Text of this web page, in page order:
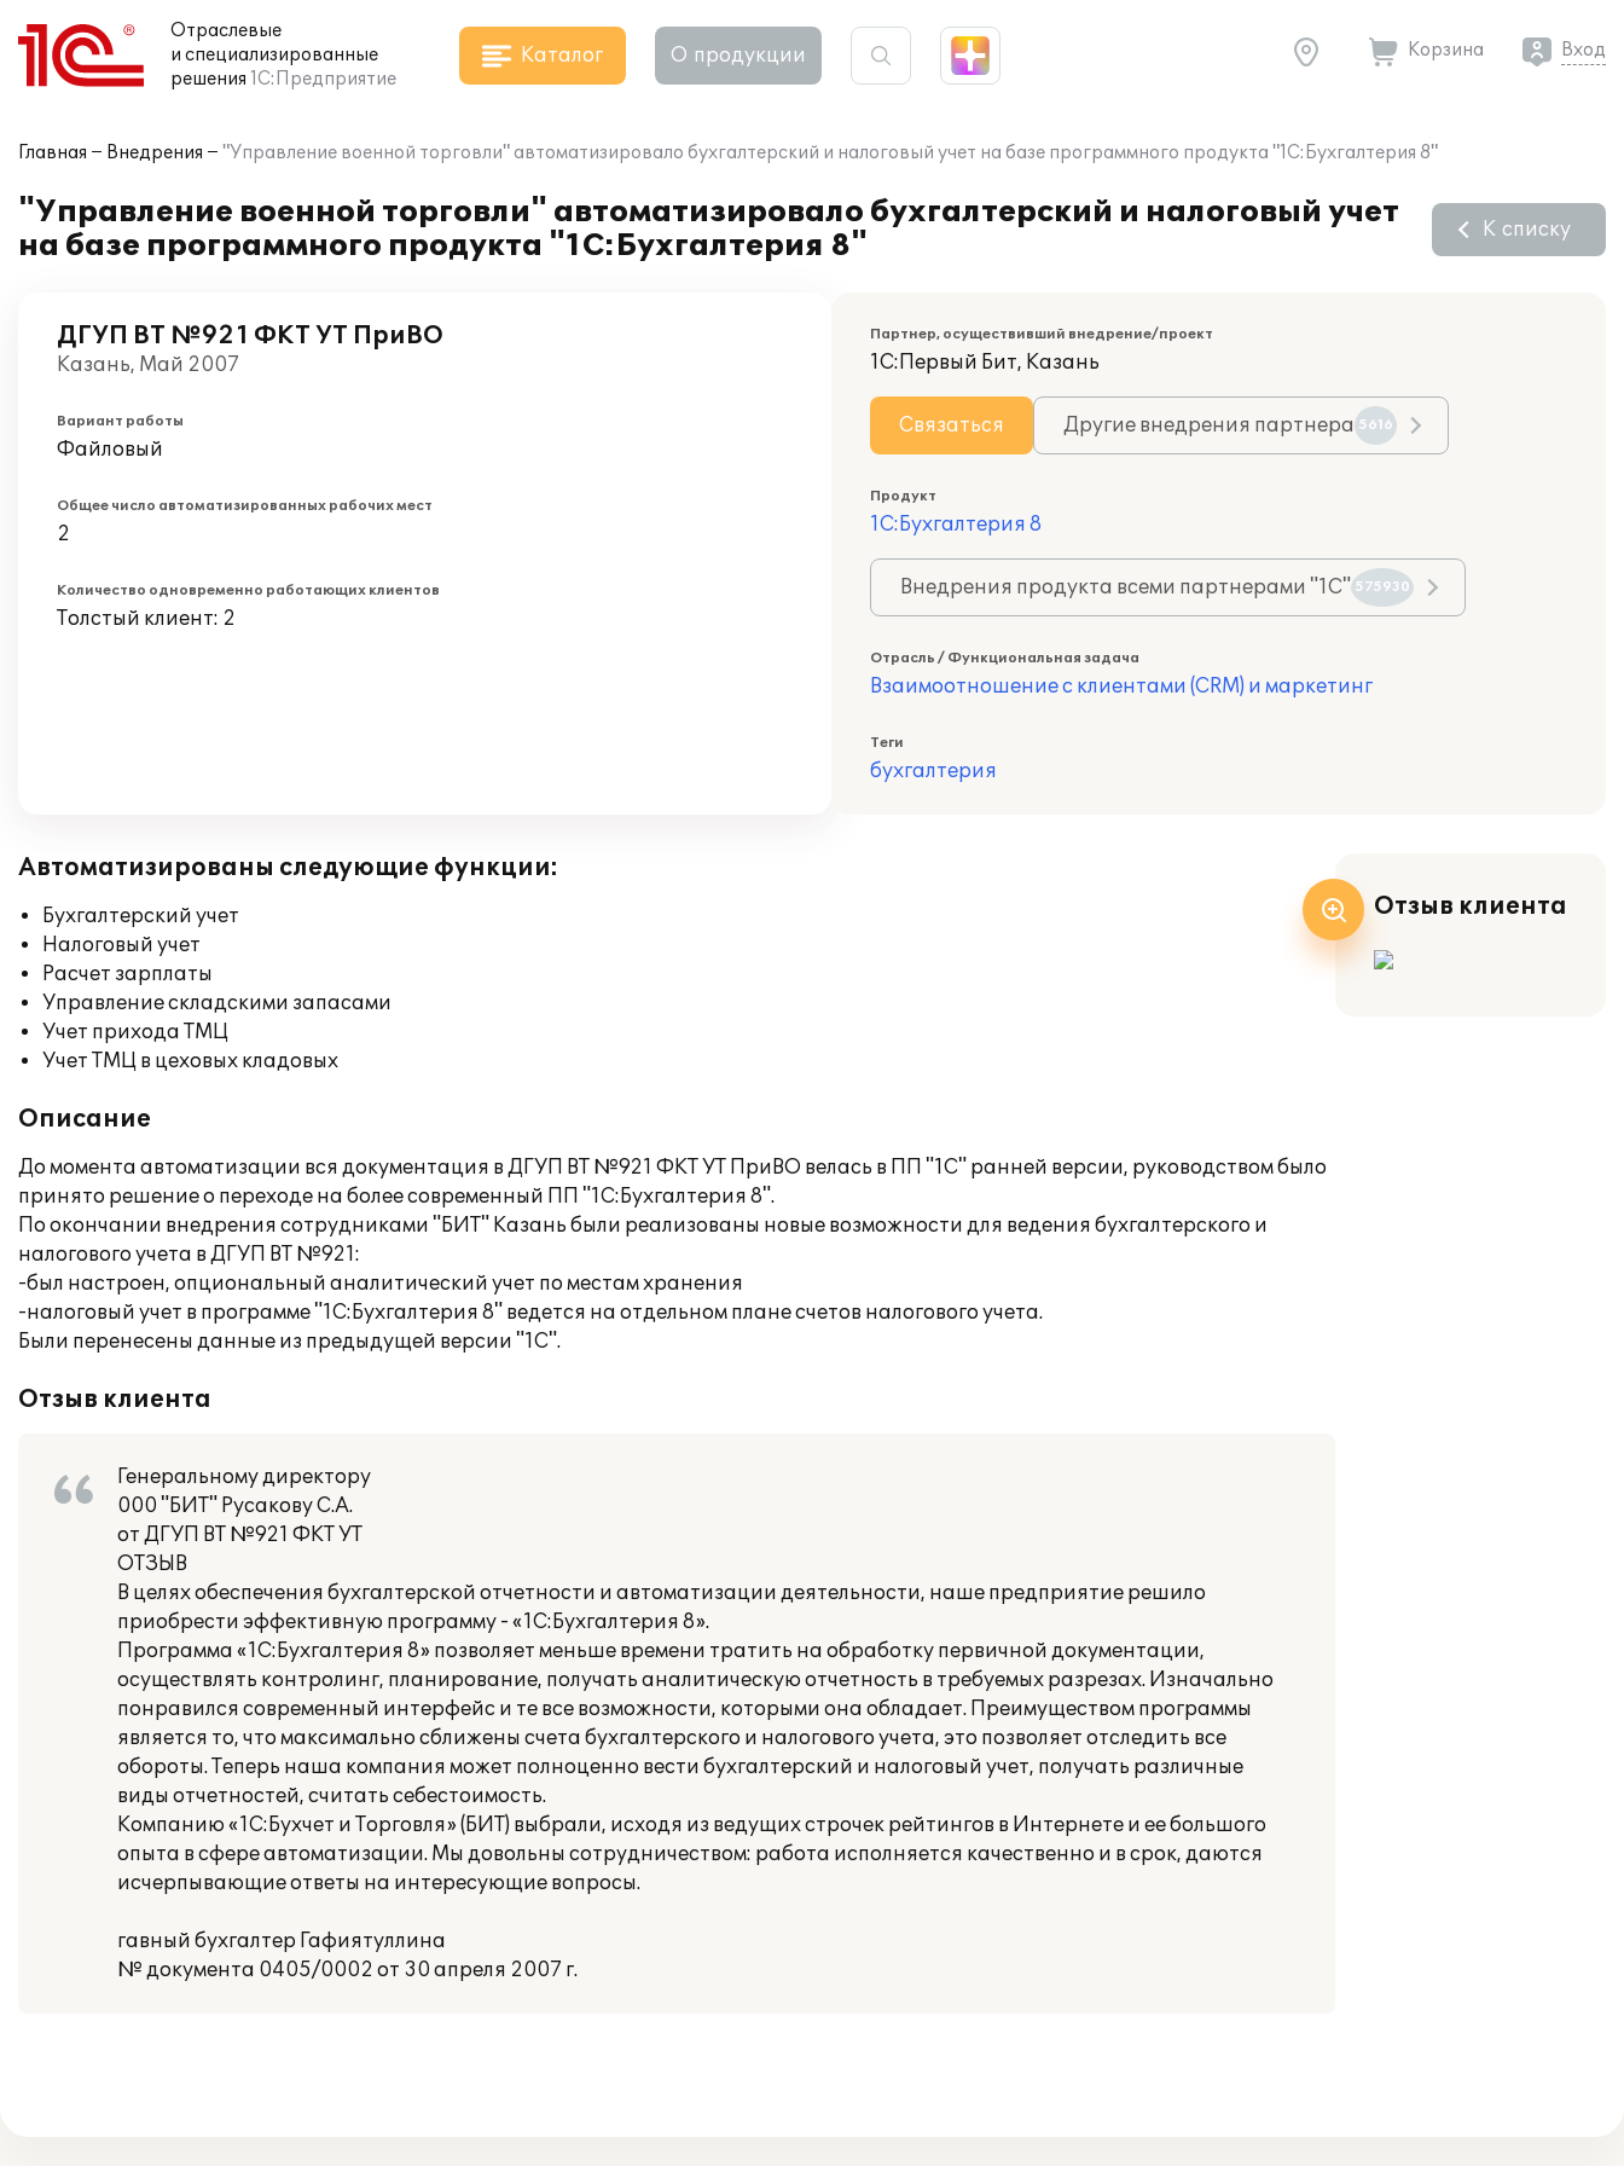
Отраслевые
и специализированные
решения 1С:Предприятие
Каталог О продукции Корзина Вход
Главная Внедрения "Управление военной торговли" автоматизировало бухгалтерский и налоговый учет на базе программного продукта "1С:Бухгалтерия 8"
"Управление военной торговли" автоматизировало бухгалтерский и налоговый учет
на базе программного продукта "1С:Бухгалтерия 8"
К списку
ДГУП ВТ №921 ФКТ УТ ПриВО
Казань, Май 2007
Вариант работы
Файловый
Общее число автоматизированных рабочих мест
2
Количество одновременно работающих клиентов
Толстый клиент: 2
Партнер, осуществивший внедрение/проект
1С:Первый Бит, Казань
Связаться Другие внедрения партнера 5616
Продукт
1С:Бухгалтерия 8
Внедрения продукта всеми партнерами "1С" 575930
Отрасль / Функциональная задача
Взаимоотношение с клиентами (CRM) и маркетинг
Теги
бухгалтерия
Автоматизированы следующие функции:
Бухгалтерский учет
Налоговый учет
Расчет зарплаты
Управление складскими запасами
Учет прихода ТМЦ
Учет ТМЦ в цеховых кладовых
Описание
До момента автоматизации вся документация в ДГУП ВТ №921 ФКТ УТ ПриВО велась в ПП "1С" ранней версии, руководством было
принято решение о переходе на более современный ПП "1С:Бухгалтерия 8".
По окончании внедрения сотрудниками "БИТ" Казань были реализованы новые возможности для ведения бухгалтерского и
налогового учета в ДГУП ВТ №921:
-был настроен, опциональный аналитический учет по местам хранения
-налоговый учет в программе "1С:Бухгалтерия 8" ведется на отдельном плане счетов налогового учета.
Были перенесены данные из предыдущей версии "1С".
Отзыв клиента
Генеральному директору
000 "БИТ" Русакову С.А.
от ДГУП ВТ №921 ФКТ УТ
ОТЗЫВ
В целях обеспечения бухгалтерской отчетности и автоматизации деятельности, наше предприятие решило
приобрести эффективную программу - «1С:Бухгалтерия 8».
Программа «1С:Бухгалтерия 8» позволяет меньше времени тратить на обработку первичной документации,
осуществлять контролинг, планирование, получать аналитическую отчетность в требуемых разрезах. Изначально
понравился современный интерфейс и те все возможности, которыми она обладает. Преимуществом программы
является то, что максимально сближены счета бухгалтерского и налогового учета, это позволяет отследить все
обороты. Теперь наша компания может полноценно вести бухгалтерский и налоговый учет, получать различные
виды отчетностей, считать себестоимость.
Компанию «1С:Бухчет и Торговля» (БИТ) выбрали, исходя из ведущих строчек рейтингов в Интернете и ее большого
опыта в сфере автоматизации. Мы довольны сотрудничеством: работа исполняется качественно и в срок, даются
исчерпывающие ответы на интересующие вопросы.
гавный бухгалтер Гафиятуллина
№ документа 0405/0002 от 30 апреля 2007 г.
Отзыв клиента